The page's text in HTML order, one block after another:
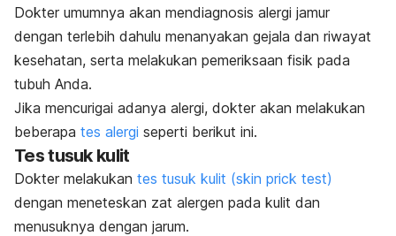
Dokter umumnya akan mendiagnosis alergi jamur
dengan terlebih dahulu menanyakan gejala dan riwayat
kesehatan, serta melakukan pemeriksaan fisik pada
tubuh Anda.
Jika mencurigai adanya alergi, dokter akan melakukan
beberapa tes alergi seperti berikut ini.
Tes tusuk kulit
Dokter melakukan tes tusuk kulit (skin prick test)
dengan meneteskan zat alergen pada kulit dan
menusuknya dengan jarum.